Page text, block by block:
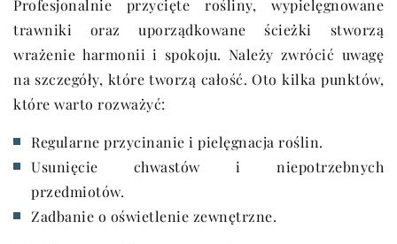
Profesjonalnie przycięte rośliny, wypielęgnowane
trawniki oraz uporządkowane ścieżki stworzą
wrażenie harmonii i spokoju. Należy zwrócić uwagę
na szczegóły, które tworzą całość. Oto kilka punktów,
które warto rozważyć:
Regularne przycinanie i pielęgnacja roślin.
Usunięcie chwastów i niepotrzebnych
przedmiotów.
Zadbanie o oświetlenie zewnętrzne.